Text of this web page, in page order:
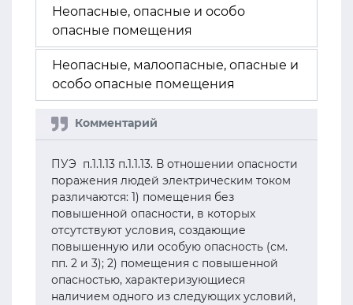
Неопасные, опасные и особо
опасные помещения
Неопасные, малоопасные, опасные и
особо опасные помещения
ПУЭ п.1.1.13 п.1.1.13. В отношении опасности
поражения людей электрическим током
различаются: 1) помещения без
повышенной опасности, в которых
отсутствуют условия, создающие
повышенную или особую опасность (см.
пп. 2 и 3); 2) помещения с повышенной
опасностью, характеризующиеся
наличием одного из следующих условий,